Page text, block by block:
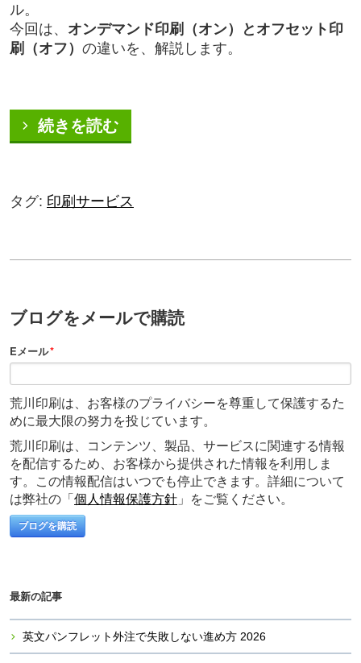
ル。
今回は、 オンデマンド印刷（オン）とオフセット印
刷（オフ） の違いを、解説します。
続きを読む
タグ: 印刷サービス
ブログをメールで購読
Eメール*
荒川印刷は、お客様のプライバシーを尊重して保護するた
めに最大限の努力を投じています。
荒川印刷は、コンテンツ、製品、サービスに関連する情報
を配信するため、お客様から提供された情報を利用しま
す。この情報配信はいつでも停止できます。詳細について
は弊社の「個人情報保護方針 」をご覧ください。
最新の記事
英文パンフレット外注で失敗しない進め方 2026